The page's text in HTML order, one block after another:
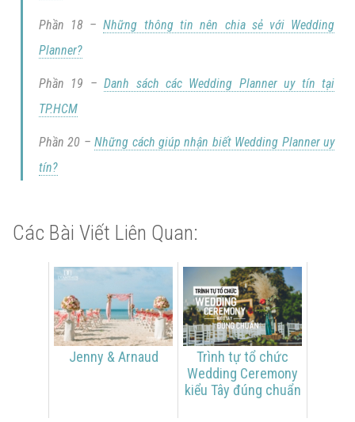
Phần 18 –Những thông tin nên chia sẻ với Wedding
Planner?
Phần 19 –Danh sách các Wedding Planner uy tín tại
TP.HCM
Phần 20 –Những cách giúp nhận biết Wedding Planner uy
tín?
Các Bài Viết Liên Quan:
Jenny & Arnaud
Trình tự tổ chức
Wedding Ceremony
kiểu Tây đúng chuẩn